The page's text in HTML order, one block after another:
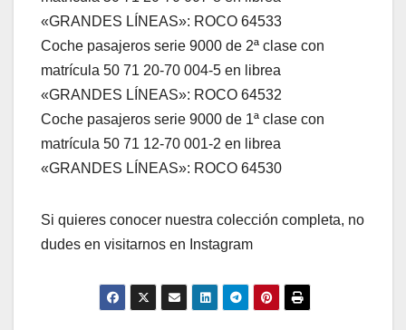
«GRANDES LÍNEAS»: ROCO 64533
Coche pasajeros serie 9000 de 2ª clase con
matrícula 50 71 20-70 004-5 en librea
«GRANDES LÍNEAS»: ROCO 64532
Coche pasajeros serie 9000 de 1ª clase con
matrícula 50 71 12-70 001-2 en librea
«GRANDES LÍNEAS»: ROCO 64530
Si quieres conocer nuestra colección completa, no
dudes en visitarnos en Instagram